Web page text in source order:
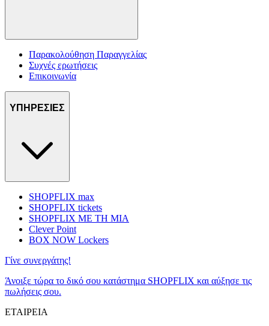
Παρακολούθηση Παραγγελίας
Συχνές ερωτήσεις
Επικοινωνία
ΥΠΗΡΕΣΙΕΣ
SHOPFLIX max
SHOPFLIX tickets
SHOPFLIX ΜΕ ΤΗ ΜΙΑ
Clever Point
BOX NOW Lockers
Γίνε συνεργάτης!
Άνοιξε τώρα το δικό σου κατάστημα SHOPFLIX και αύξησε τις
πωλήσεις σου.
ΕΤΑΙΡΕΙΑ